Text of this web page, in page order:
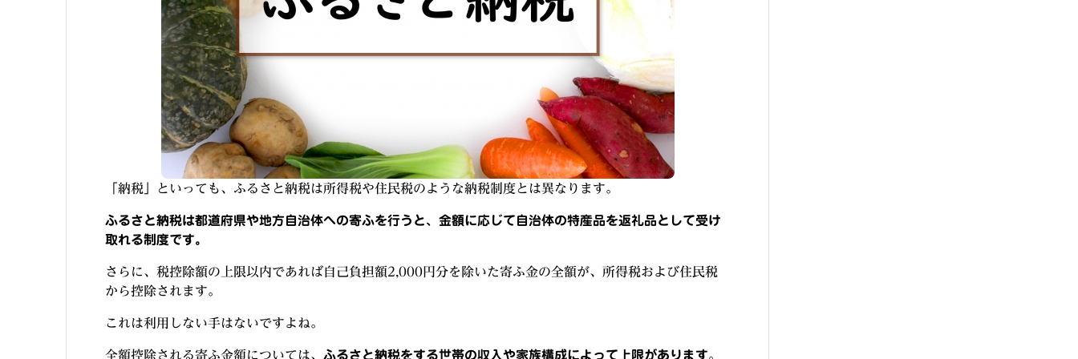
「納税」といっても、ふるさと納税は所得税や住民税のような納税制度とは異なります。
ふるさと納税は都道府県や地方自治体への寄ふを行うと、金額に応じて自治体の特産品を返礼品として受け
取れる制度です。
さらに、税控除額の上限以内であれば自己負担額2,000円分を除いた寄ふ金の全額が、所得税および住民税
から控除されます。
これは利用しない手はないですよね。
全額控除される寄ふ金額については、 ふるさと納税をする世帯の収入や家族構成によって上限があります。